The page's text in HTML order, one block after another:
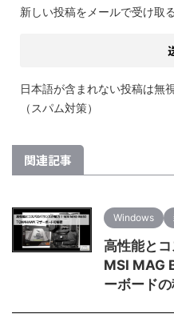
新しい投稿をメールで受け取る
日本語が含まれない投稿は無
（スパム対策）
関連記事
Windows
高性能とコ
MSI MAG
ーボード